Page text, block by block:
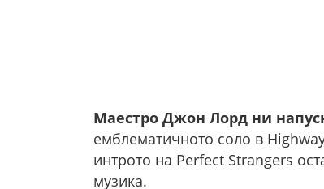
Маестро Джон Лорд ни
емблематичното соло в
интрото на Perfect Strangers
музика.